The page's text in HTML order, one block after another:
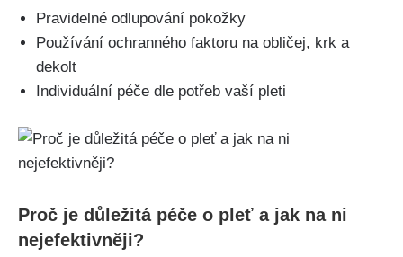
Pravidelné odlupování pokožky
Používání ochranného faktoru na⁣ obličej, krk ‌a
dekolt
Individuální péče dle potřeb vaší pleti
Proč je důležitá péče o pleť a jak na ni⁢
nejefektivněji?